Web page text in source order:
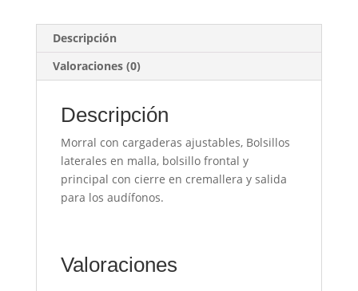
Descripción
Valoraciones (0)
Descripción
Morral con cargaderas ajustables, Bolsillos
laterales en malla, bolsillo frontal y
principal con cierre en cremallera y salida
para los audífonos.
Valoraciones